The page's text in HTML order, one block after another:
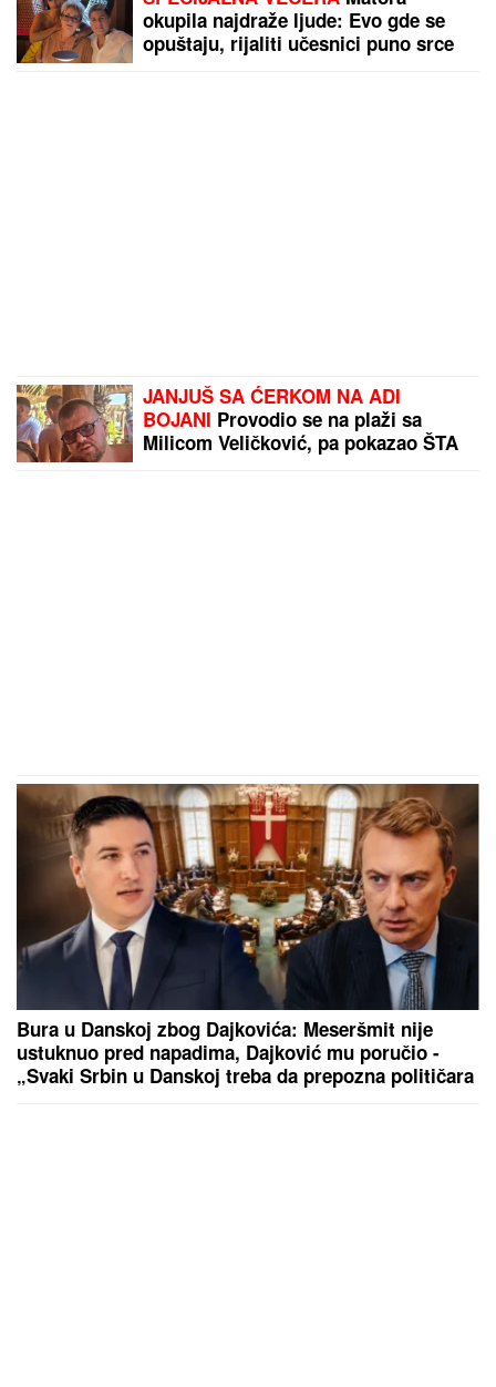
okupila najdraže ljude: Evo gde se
opuštaju, rijaliti učesnici puno srce
JANJUŠ SA ĆERKOM NA ADI
BOJANI Provodio se na plaži sa
Milicom Veličković, pa pokazao ŠTA
Bura u Danskoj zbog Dajkovića: Meseršmit nije
ustuknuo pred napadima, Dajković mu poručio -
„Svaki Srbin u Danskoj treba da prepozna političara